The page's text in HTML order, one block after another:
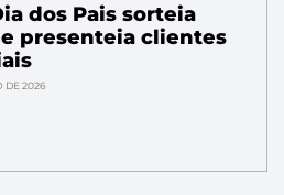
dos Pais sorteia
presenteia clientes
DE 2026